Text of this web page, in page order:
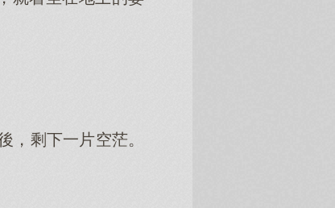
，剩下一片空茫。